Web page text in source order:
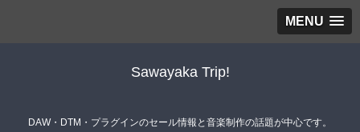
MENU
Sawayaka Trip!
DAW・DTM・プラグインのセール情報と音楽制作の話題が中心です。